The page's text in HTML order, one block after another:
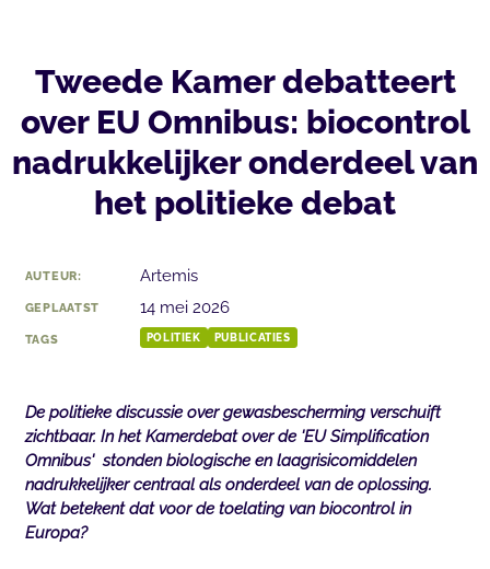
Tweede Kamer debatteert
over EU Omnibus: biocontrol
nadrukkelijker onderdeel van
het politieke debat
AUTEUR: Artemis
GEPLAATST 14 mei 2026
TAGS POLITIEK PUBLICATIES
De politieke discussie over gewasbescherming verschuift
zichtbaar. In het Kamerdebat over de 'EU Simplification
Omnibus' stonden biologische en laagrisicomiddelen
nadrukkelijker centraal als onderdeel van de oplossing.
Wat betekent dat voor de toelating van biocontrol in
Europa?